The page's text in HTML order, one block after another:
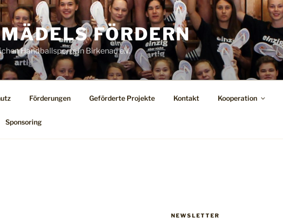
FÖRDERN
Handballsports in Birkenau e.V.
Förderungen Geförderte Projekte Kontakt Kooperation
Sponsoring
NEWSLETTER